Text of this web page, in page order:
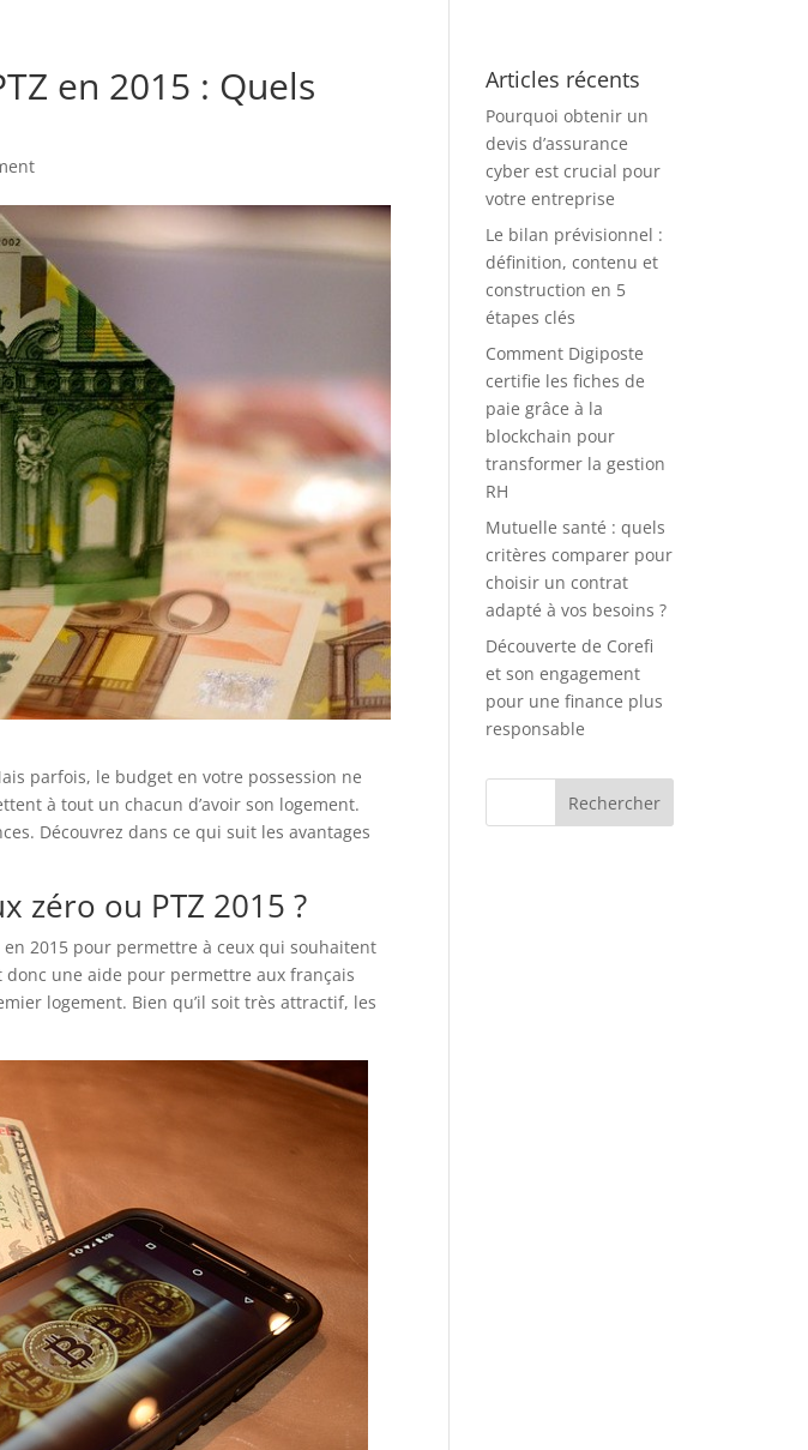
en 2015 : Quels
parfois, le budget en votre possession ne
à tout un chacun d’avoir son logement.
Découvrez dans ce qui suit les avantages
zéro ou PTZ 2015 ?
en 2015 pour permettre à ceux qui souhaitent
une aide pour permettre aux français
logement. Bien qu’il soit très attractif, les
Articles récents
Pourquoi obtenir un
devis d’assurance
cyber est crucial pour
votre entreprise
Le bilan prévisionnel :
définition, contenu et
construction en 5
étapes clés
Comment Digiposte
certifie les fiches de
paie grâce à la
blockchain pour
transformer la gestion
RH
Mutuelle santé : quels
critères comparer pour
choisir un contrat
adapté à vos besoins ?
Découverte de Corefi
et son engagement
pour une finance plus
responsable